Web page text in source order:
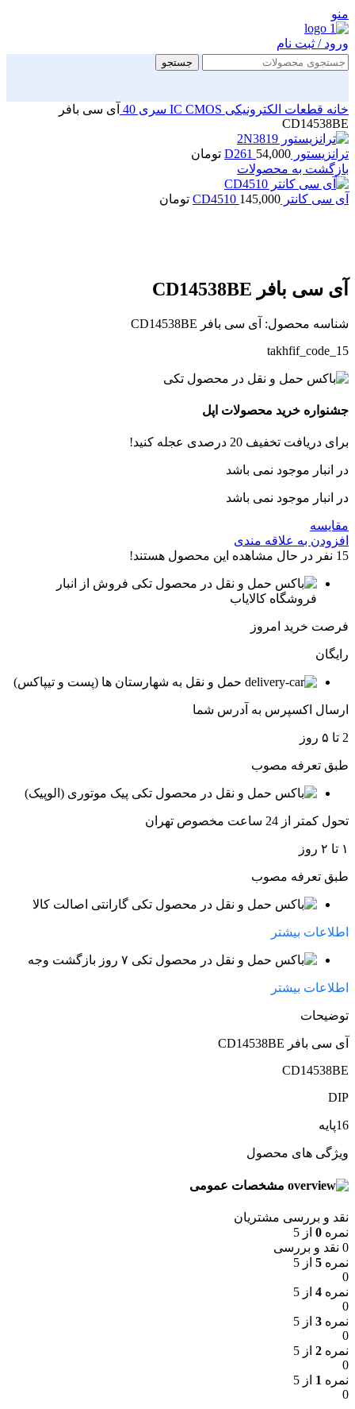
منو
ورود / ثبت نام
جستجو
خانه قطعات الکترونیکی IC CMOS سری 40
آی سی بافر
CD14538BE
ترانزیستور D261 54,000
تومان
بازگشت به محصولات
آی سی کانتر CD4510 145,000 تومان
آی سی بافر CD14538BE
شناسه محصول: آی سی بافر CD14538BE
takhfif_code_15
جشنواره خرید محصولات اپل
برای دریافت تخفیف 20 درصدی عجله کنید!
در انبار موجود نمی باشد
در انبار موجود نمی باشد
مقایسه
افزودن به علاقه مندی
15 نفر در حال مشاهده این محصول هستند!
فروش از انبار
فروشگاه کالایاب
فرصت خرید امروز
رایگان
حمل و نقل به شهارستان ها (پست و تیپاکس)
ارسال اکسپرس به آدرس شما
2 تا ۵ روز
طبق تعرفه مصوب
پیک موتوری (الوپیک)
تحول کمتر از 24 ساعت مخصوص تهران
۱ تا ۲ روز
طبق تعرفه مصوب
گارانتی اصالت کالا
اطلاعات بیشتر
۷ روز بازگشت وجه
اطلاعات بیشتر
توضیحات
آی سی بافر CD14538BE
CD14538BE
DIP
16پایه
ویژگی های محصول
مشخصات عمومی
نقد و بررسی مشتریان
نمره 0 از 5
0 نقد و بررسی
نمره 5 از 5
0
نمره 4 از 5
0
نمره 3 از 5
0
نمره 2 از 5
0
نمره 1 از 5
0